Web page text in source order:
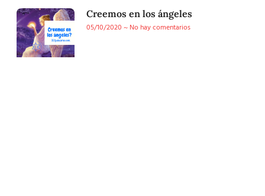
Creemos en los ángeles
05/10/2020
No hay comentarios